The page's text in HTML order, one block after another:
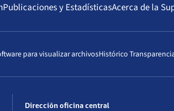
Publicaciones y EstadísticasAcerca de la
para visualizar archivosHistórico
Dirección oficina central